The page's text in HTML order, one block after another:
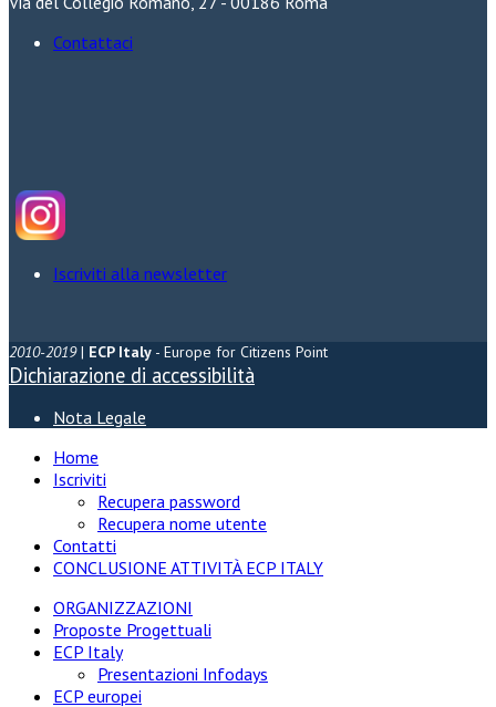
Contattaci
Iscriviti alla newsletter
2010-2019| ECP Italy - Europe for Citizens Point
Dichiarazione di accessibilità
Nota Legale
Home
Iscriviti
Recupera password
Recupera nome utente
Contatti
CONCLUSIONE ATTIVITÀ ECP ITALY
ORGANIZZAZIONI
Proposte Progettuali
ECP Italy
Presentazioni Infodays
ECP europei